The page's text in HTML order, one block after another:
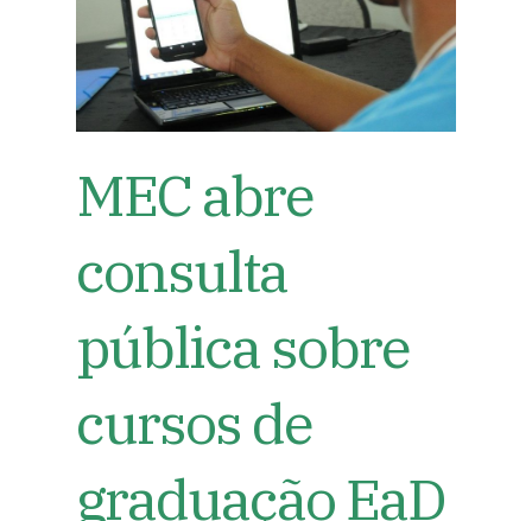
MEC abre
consulta
pública sobre
cursos de
graduação EaD